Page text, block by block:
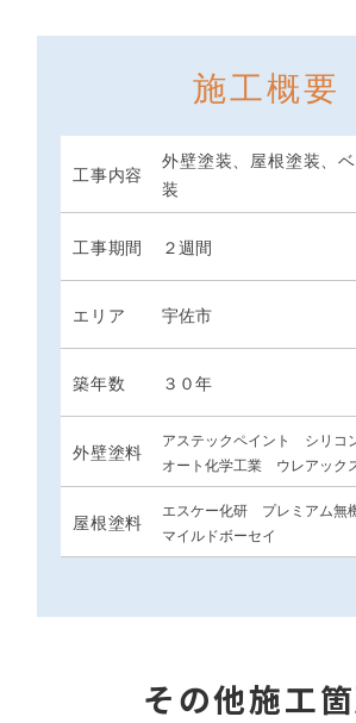
施工概要
工事内容
外壁塗装、屋根塗装、
装
工事期間 ２週間
エリア 宇佐市
築年数 ３０年
外壁塗料
アステックペイント シリコ
オート化学工業 ウレアック
屋根塗料
エスケー化研 プレミアム無
マイルドボーセイ
その他施工